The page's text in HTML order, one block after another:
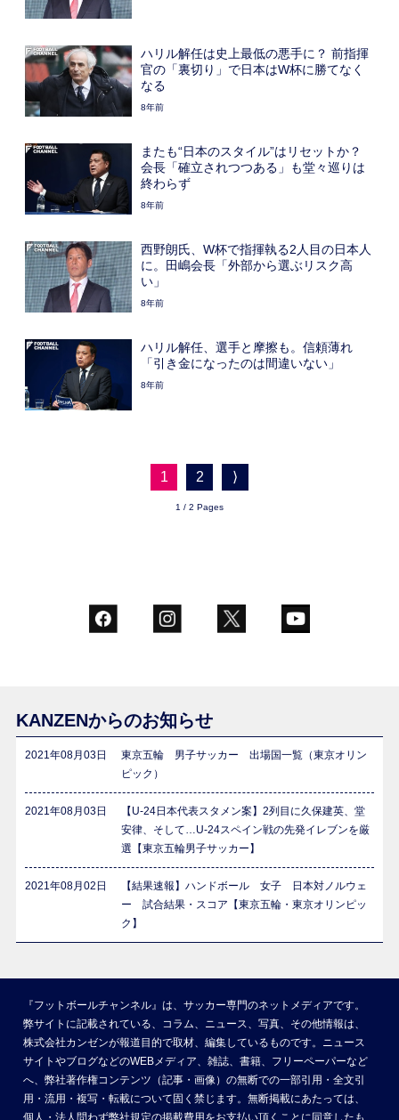
ハリル解任は史上最低の悪手に？ 前指揮
官の「裏切り」で日本はW杯に勝てなく
なる
8年前
またも“日本のスタイル”はリセットか？
会長「確立されつつある」も堂々巡りは
終わらず
8年前
西野朗氏、W杯で指揮執る2人目の日本人
に。田嶋会長「外部から選ぶリスク高
い」
8年前
ハリル解任、選手と摩擦も。信頼薄れ
「引き金になったのは間違いない」
8年前
1 2 ⟩
1 / 2 Pages
KANZENからのお知らせ
2021年08月03日
東京五輪 男子サッカー 出場国一覧（東京オリン
ピック）
2021年08月03日
【U-24日本代表スタメン案】2列目に久保建英、堂
安律、そして…U-24スペイン戦の先発イレブンを厳
選【東京五輪男子サッカー】
2021年08月02日
【結果速報】ハンドボール 女子 日本対ノルウェ
ー 試合結果・スコア【東京五輪・東京オリンピッ
ク】
『フットボールチャンネル』は、サッカー専門のネットメディアです。
弊サイトに記載されている、コラム、ニュース、写真、その他情報は、
株式会社カンゼンが報道目的で取材、編集しているものです。ニュース
サイトやブログなどのWEBメディア、雑誌、書籍、フリーペーパーなど
へ、弊社著作権コンテンツ（記事・画像）の無断での一部引用・全文引
用・流用・複写・転載について固く禁じます。無断掲載にあたっては、
個人・法人問わず弊社規定の掲載費用をお支払い頂くことに同意したも